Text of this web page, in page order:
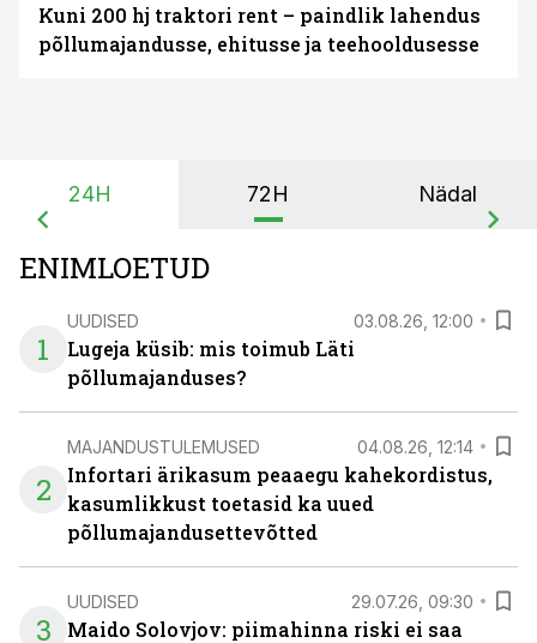
Kuni 200 hj traktori rent – paindlik lahendus
põllumajandusse, ehitusse ja teehooldusesse
24H 72H Nädal
ENIMLOETUD
1
UUDISED 03.08.26, 12:00
Lugeja küsib: mis toimub Läti
põllumajanduses?
2
MAJANDUSTULEMUSED 04.08.26, 12:14
Infortari ärikasum peaaegu kahekordistus,
kasumlikkust toetasid ka uued
põllumajandusettevõtted
3
UUDISED 29.07.26, 09:30
Maido Solovjov: piimahinna riski ei saa